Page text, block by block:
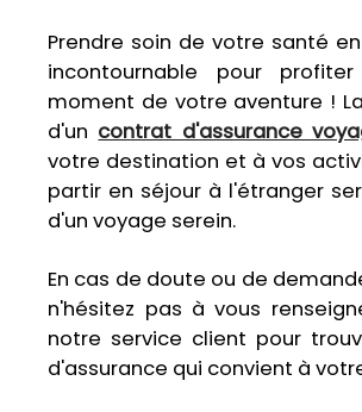
Prendre soin de votre santé
incontournable pour
moment de votre aventure !
d'un contrat d'assurance
votre destination et à vos
partir en séjour à l'étranger
d'un voyage serein.
En cas de doute ou de
n'hésitez pas à vous
notre service client pour
d'assurance qui convient à